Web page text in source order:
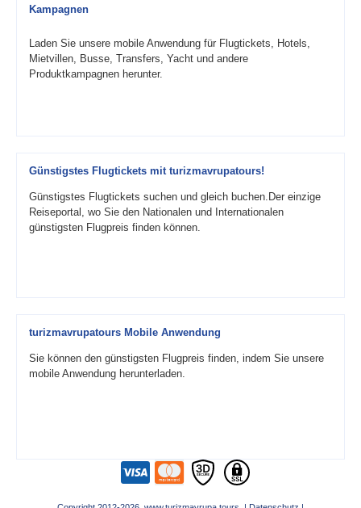
Kampagnen
Laden Sie unsere mobile Anwendung für Flugtickets, Hotels,
Mietvillen, Busse, Transfers, Yacht und andere
Produktkampagnen herunter.
Günstigstes Flugtickets mit turizmavrupatours!
Günstigstes Flugtickets suchen und gleich buchen.Der einzige
Reiseportal, wo Sie den Nationalen und Internationalen
günstigsten Flugpreis finden können.
turizmavrupatours Mobile Anwendung
Sie können den günstigsten Flugpreis finden, indem Sie unsere
mobile Anwendung herunterladen.